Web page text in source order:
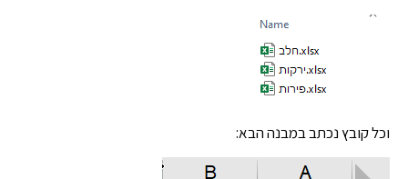
קובץ נכתב במבנה הבא: